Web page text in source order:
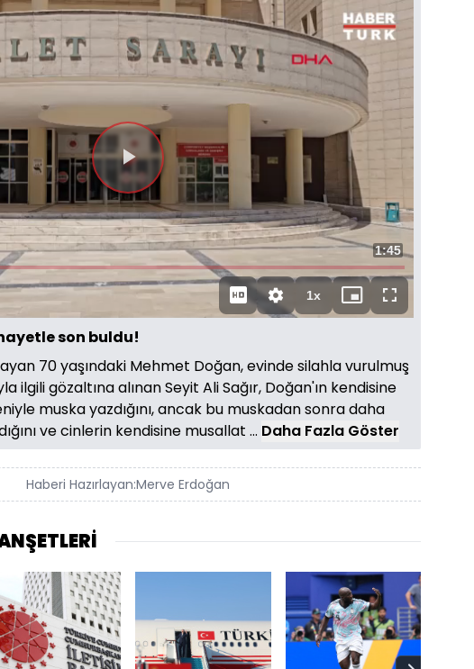
Toplam
Süre
1:45
1xOynatma
Hızı
Mini
oynatıcı
Tam
Ekran
son buldu!
70 yaşındaki Mehmet Doğan, evinde silahla vurulmuş
ilgili gözaltına alınan Seyit Ali Sağır, Doğan'ın kendisine
muska yazdığını, ancak bu muskadan sonra daha
ve cinlerin kendisine musallat ... Daha Fazla Göster
Haberi Hazırlayan:Merve Erdoğan